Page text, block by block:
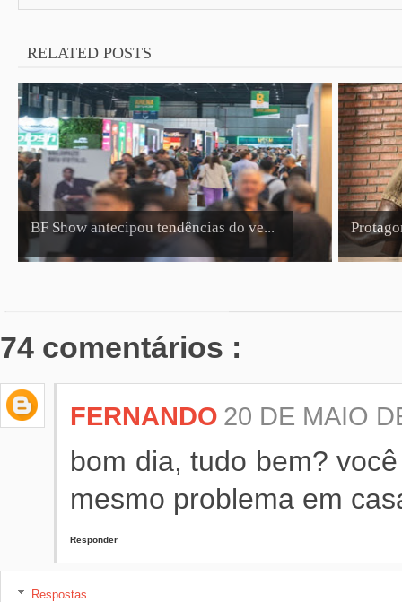
RELATED POSTS
BF Show antecipou tendências do ve...
74 comentários :
FERNANDO 20 DE MAIO
bom dia, tudo bem?
mesmo problema em
Responder
Respostas